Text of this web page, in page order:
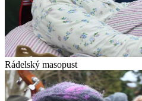
Rádelský masopust